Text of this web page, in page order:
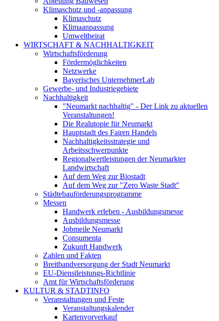
Klimaschutz und -anpassung
Klimaschutz
Klimaanpassung
Umweltbeirat
WIRTSCHAFT & NACHHALTIGKEIT
Wirtschaftsförderung
Fördermöglichkeiten
Netzwerke
Bayerisches UnternehmerLab
Gewerbe- und Industriegebiete
Nachhaltigkeit
"Neumarkt nachhaltig" - Der Link zu aktuellen
Veranstaltungen!
Die Realutopie für Neumarkt
Hauptstadt des Fairen Handels
Nachhaltigkeitsstrategie und
Arbeitsschwerpunkte
Regionalwertleistungen der Neumarkter
Landwirtschaft
Auf dem Weg zur Biostadt
Auf dem Weg zur "Zero Waste Stadt"
Städtebauförderungsprogramme
Messen
Handwerk erleben - Ausbildungsmesse
Ausbildungsmesse
Jobmeile Neumarkt
Consumenta
Zukunft Handwerk
Zahlen und Fakten
Breitbandversorgung der Stadt Neumarkt
EU-Dienstleistungs-Richtlinie
Amt für Wirtschaftsförderung
KULTUR & STADTINFO
Veranstaltungen und Feste
Veranstaltungskalender
Kartenvorverkauf